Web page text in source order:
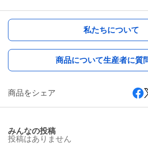
私たちについて
商品について生産者に質
商品をシェア
みんなの投稿
投稿はありません